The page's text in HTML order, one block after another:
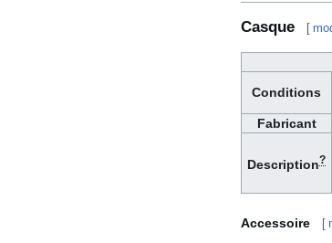
Casque [
Conditions
Fabricant
Description?
Accessoire [